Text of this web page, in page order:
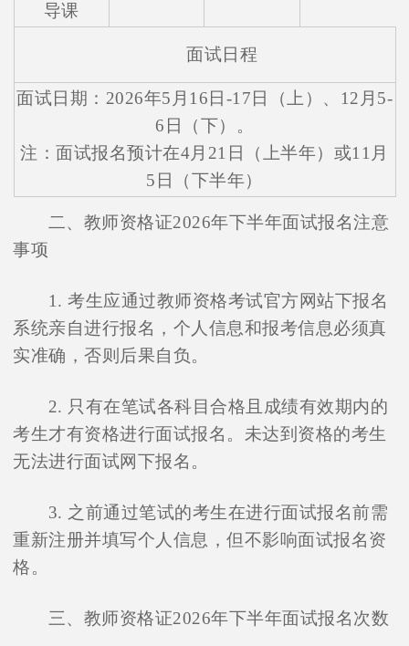
导课
面试日程
面试日期：2026年5月16日-17日（上）、12月5-
6日（下）。
注：面试报名预计在4月21日（上半年）或11月
5日（下半年）
二、教师资格证2026年下半年面试报名注意
事项
1. 考生应通过教师资格考试官方网站下报名
系统亲自进行报名，个人信息和报考信息必须真
实准确，否则后果自负。
2. 只有在笔试各科目合格且成绩有效期内的
考生才有资格进行面试报名。未达到资格的考生
无法进行面试网下报名。
3. 之前通过笔试的考生在进行面试报名前需
重新注册并填写个人信息，但不影响面试报名资
格。
三、教师资格证2026年下半年面试报名次数